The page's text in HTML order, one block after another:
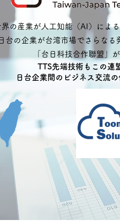
界の産業が人工知能（AI）によ
台の企業が台湾市場でさらな
「台日科技合作聯盟」
TTS先端技術もこの連
日台企業間のビジネス交流
コンサルテ